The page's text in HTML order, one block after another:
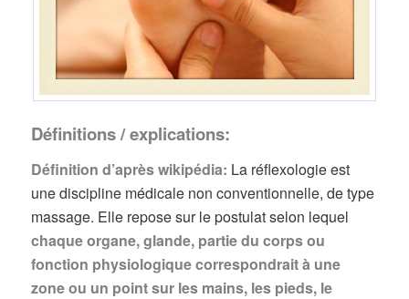
Définitions / explications:
Définition d’après wikipédia: La réflexologie est
une discipline médicale non conventionnelle, de type
massage. Elle repose sur le postulat selon lequel
chaque organe, glande, partie du corps ou
fonction physiologique correspondrait à une
zone ou un point sur les mains, les pieds, le